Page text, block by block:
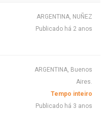
ARGENTINA, NUÑEZ
Publicado há 2 anos
ARGENTINA, Buenos
Aires.
Tempo inteiro
Publicado há 3 anos